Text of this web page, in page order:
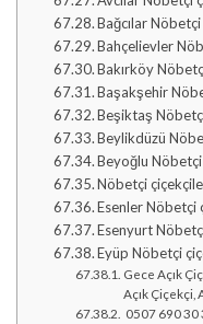
Bağcılar
Bahçelievler
Bakırköy
Başakşehir
Beşiktaş
Beylikdüzü
Beyoğlu
Nöbetçi
Esenler Nöbetçi
Esenyurt
Eyüp Nöbetçi
Gece Açık
Açık Çiçekçi,
0507 690 30